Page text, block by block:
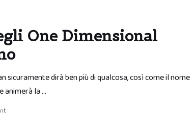
One Dimensional
dirà ben più di qualcosa, così come il nome
animerà la …